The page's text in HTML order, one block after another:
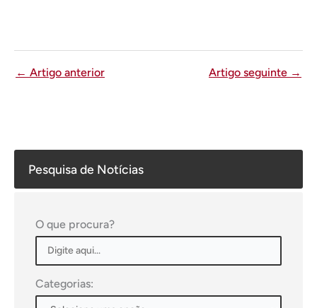
Pesquisa de Notícias
O que procura?
Categorias:
← Artigo anterior Artigo seguinte →